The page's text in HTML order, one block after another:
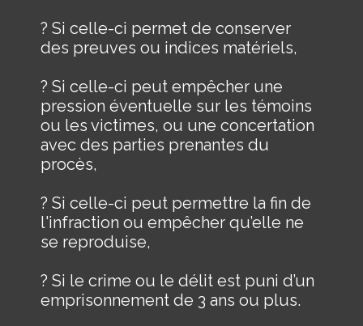
? Si celle-ci permet de conserver
des preuves ou indices matériels,
? Si celle-ci peut empêcher une
pression éventuelle sur les témoins
ou les victimes, ou une concertation
avec des parties prenantes du
procès,
? Si celle-ci peut permettre la fin de
l'infraction ou empêcher qu’elle ne
se reproduise,
? Si le crime ou le délit est puni d’un
emprisonnement de 3 ans ou plus.